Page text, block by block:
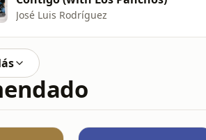
José Luis Rodríguez